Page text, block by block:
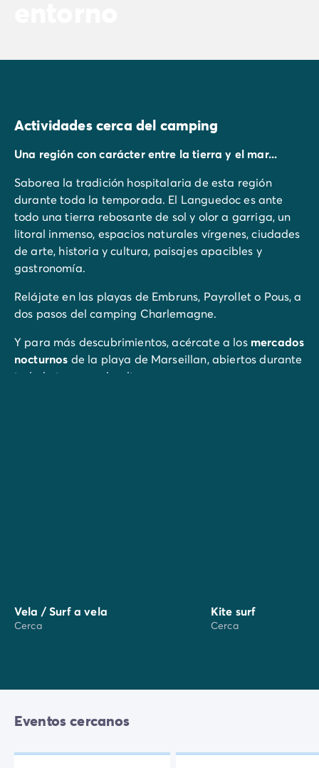
Actividades cerca del camping
Una región con carácter entre la tierra y el mar...
Saborea la tradición hospitalaria de esta región
durante toda la temporada. El Languedoc es ante
todo una tierra rebosante de sol y olor a garriga, un
litoral inmenso, espacios naturales vírgenes, ciudades
de arte, historia y cultura, paisajes apacibles y
gastronomía.
Relájate en las playas de Embruns, Payrollet o Pous, a
dos pasos del camping Charlemagne.
Y para más descubrimientos, acércate a los mercados
nocturnos de la playa de Marseillan, abiertos durante
toda la temporada alta.
Vela / Surf a vela
Cerca
Kite surf
Cerca
Eventos cercanos